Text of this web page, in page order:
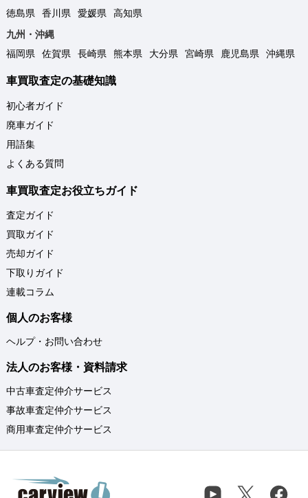
徳島県
香川県 愛媛県
高知県
九州・沖縄
福岡県
佐賀県 長崎県 熊本県 大分県 宮崎県 鹿児島県 沖縄県
車買取査定の基礎知識
初心者ガイド
廃車ガイド
用語集
よくある質問
車買取査定お役立ちガイド
査定ガイド
買取ガイド
売却ガイド
下取りガイド
連載コラム
個人のお客様
ヘルプ・お問い合わせ
法人のお客様・資料請求
中古車査定仲介サービス
事故車査定仲介サービス
商用車査定仲介サービス